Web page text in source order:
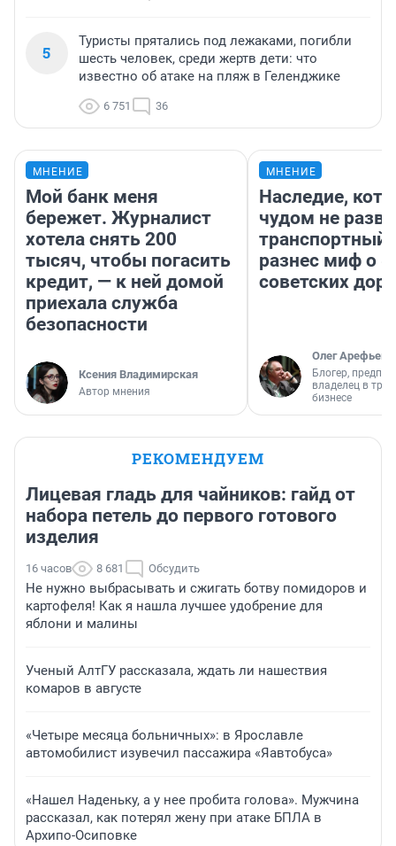
5
Туристы прятались под лежаками, погибли
шесть человек, среди жертв дети: что
известно об атаке на пляж в Геленджике
6 751 36
МНЕНИЕ
Мой банк меня
бережет. Журналист
хотела снять 200
тысяч, чтобы погасить
кредит, — к ней домой
приехала служба
безопасности
Ксения Владимирская
Автор мнения
МНЕНИЕ
Наследие,
чудом не
транспортный
разнес миф о
советских
Олег Арефьев
Блогер,
владелец в
бизнесе
РЕКОМЕНДУЕМ
Лицевая гладь для чайников: гайд от
набора петель до первого готового
изделия
16 часов 8 681 Обсудить
Не нужно выбрасывать и сжигать ботву помидоров и
картофеля! Как я нашла лучшее удобрение для
яблони и малины
Ученый АлтГУ рассказала, ждать ли нашествия
комаров в августе
«Четыре месяца больничных»: в Ярославле
автомобилист изувечил пассажира «Яавтобуса»
«Нашел Наденьку, а у нее пробита голова». Мужчина
рассказал, как потерял жену при атаке БПЛА в
Архипо-Осиповке